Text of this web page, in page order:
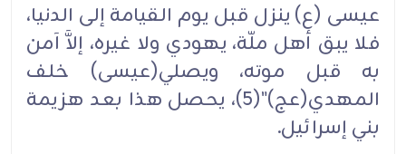
عيسى (ع) ينزل قبل يوم القيامة إلى الدنيا،
فلا يبق أهل ملّة، يهودي ولا غيره، إلاَّ آمن
به قبل موته، ويصلي(عيسى) خلف
المهدي(عج)"(5)، يحصل هذا بعد هزيمة
بني إسرائيل.‏